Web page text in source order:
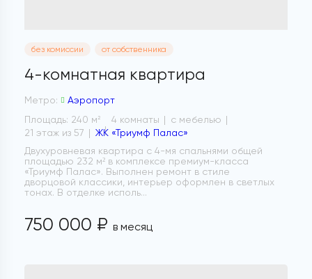
без комиссии от собственника
4-комнатная квартира
Метро:
Аэропорт
Площадь: 240 м 2 4 комнаты
с мебелью
21 этаж из 57
ЖК «Триумф Палас»
Двухуровневая квартира с 4-мя спальнями общей
площадью 232 м² в комплексе премиум-класса
«Триумф Палас». Выполнен ремонт в стиле
дворцовой классики, интерьер оформлен в светлых
тонах. В отделке исполь...
750 000 ₽ в месяц